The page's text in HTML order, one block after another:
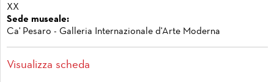
XX
Sede museale:
Ca' Pesaro - Galleria Internazionale d'Arte Moderna
Visualizza scheda